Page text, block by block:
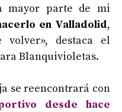
mayor parte de mi
en Valladolid,
destaca el
Blanquivioletas.
se reencontrará con
desde hace